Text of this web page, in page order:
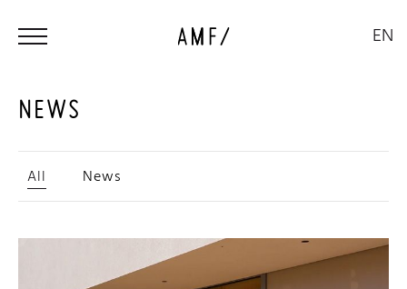
AMF Group
EN
NEWS
All News